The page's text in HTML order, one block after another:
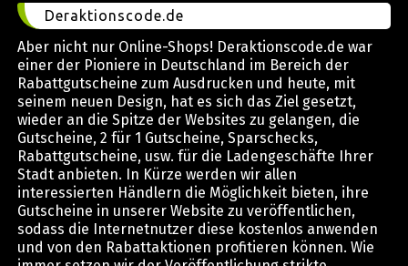
Deraktionscode.de
Aber nicht nur Online-Shops! Deraktionscode.de war
einer der Pioniere in Deutschland im Bereich der
Rabattgutscheine zum Ausdrucken und heute, mit
seinem neuen Design, hat es sich das Ziel gesetzt,
wieder an die Spitze der Websites zu gelangen, die
Gutscheine, 2 für 1 Gutscheine, Sparschecks,
Rabattgutscheine, usw. für die Ladengeschäfte Ihrer
Stadt anbieten. In Kürze werden wir allen
interessierten Händlern die Möglichkeit bieten, ihre
Gutscheine in unserer Website zu veröffentlichen,
sodass die Internetnutzer diese kostenlos anwenden
und von den Rabattaktionen profitieren können. Wie